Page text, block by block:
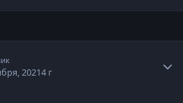
20214 г